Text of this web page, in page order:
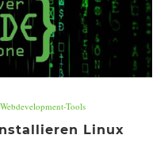
Webdevelopment-Tools
Linux